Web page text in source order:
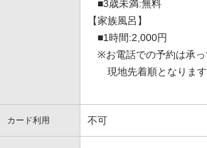
■3歳未満:無料
【家族風呂】
■1時間:2,000円
※お電話での予約は承っ
現地先着順となります
カード利用 不可